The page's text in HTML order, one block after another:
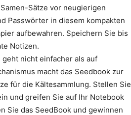
Sätze vor neugierigen
Passwörter in diesem kompakten
aufbewahren. Speichern Sie bis
Notizen.
nicht einfacher als auf
macht das Seedbook zur
für die Kältesammlung. Stellen Sie
und greifen Sie auf Ihr Notebook
Sie das SeedBook und gewinnen